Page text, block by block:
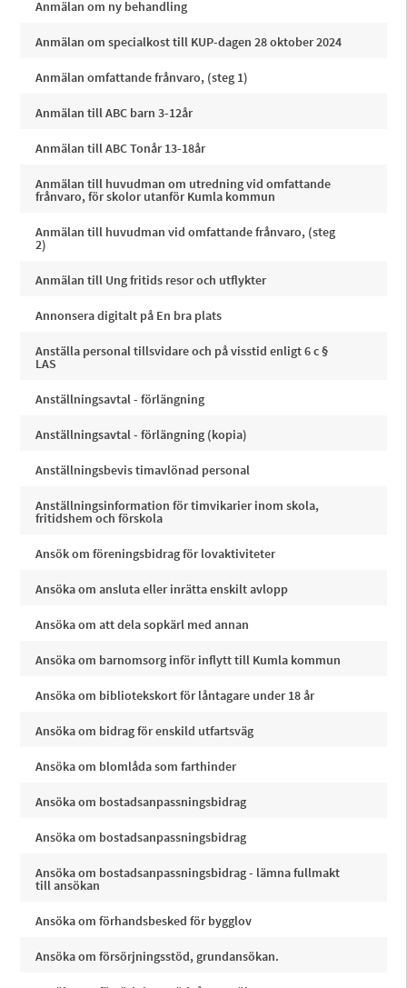
Anmälan om ny behandling
Anmälan om specialkost till KUP-dagen 28 oktober 2024
Anmälan omfattande frånvaro, (steg 1)
Anmälan till ABC barn 3-12år
Anmälan till ABC Tonår 13-18år
Anmälan till huvudman om utredning vid omfattande
frånvaro, för skolor utanför Kumla kommun
Anmälan till huvudman vid omfattande frånvaro, (steg
2)
Anmälan till Ung fritids resor och utflykter
Annonsera digitalt på En bra plats
Anställa personal tillsvidare och på visstid enligt 6 c §
LAS
Anställningsavtal - förlängning
Anställningsavtal - förlängning (kopia)
Anställningsbevis timavlönad personal
Anställningsinformation för timvikarier inom skola,
fritidshem och förskola
Ansök om föreningsbidrag för lovaktiviteter
Ansöka om ansluta eller inrätta enskilt avlopp
Ansöka om att dela sopkärl med annan
Ansöka om barnomsorg inför inflytt till Kumla kommun
Ansöka om bibliotekskort för låntagare under 18 år
Ansöka om bidrag för enskild utfartsväg
Ansöka om blomlåda som farthinder
Ansöka om bostadsanpassningsbidrag
Ansöka om bostadsanpassningsbidrag
Ansöka om bostadsanpassningsbidrag - lämna fullmakt
till ansökan
Ansöka om förhandsbesked för bygglov
Ansöka om försörjningsstöd, grundansökan.